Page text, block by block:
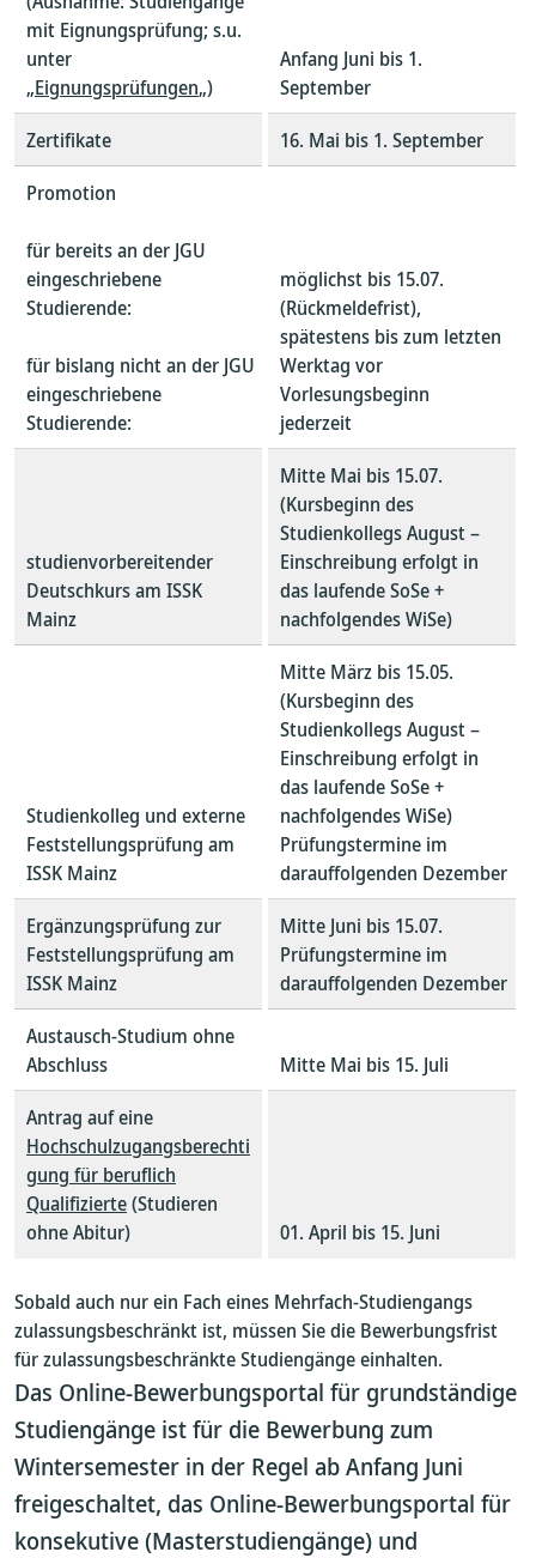
mit Eignungsprüfung; s.u.
unter
„Eignungsprüfungen„)
Anfang Juni bis 1.
September
Zertifikate
16. Mai bis 1. September
Promotion
für bereits an der JGU
eingeschriebene
Studierende:
für bislang nicht an der JGU
eingeschriebene
Studierende:
möglichst bis 15.07.
(Rückmeldefrist),
spätestens bis zum letzten
Werktag vor
Vorlesungsbeginn
jederzeit
studienvorbereitender
Deutschkurs am ISSK
Mainz
Mitte Mai bis 15.07.
(Kursbeginn des
Studienkollegs August –
Einschreibung erfolgt in
das laufende SoSe +
nachfolgendes WiSe)
Studienkolleg und externe
Feststellungsprüfung am
ISSK Mainz
Mitte März bis 15.05.
(Kursbeginn des
Studienkollegs August –
Einschreibung erfolgt in
das laufende SoSe +
nachfolgendes WiSe)
Prüfungstermine im
darauffolgenden Dezember
Ergänzungsprüfung zur
Feststellungsprüfung am
ISSK Mainz
Mitte Juni bis 15.07.
Prüfungstermine im
darauffolgenden Dezember
Austausch-Studium ohne
Abschluss
Mitte Mai bis 15. Juli
Antrag auf eine
Hochschulzugangsberechti
gung für beruflich
Qualifizierte(Studieren
ohne Abitur)
01. April bis 15. Juni
Sobald auch nur ein Fach eines Mehrfach-Studiengangs
zulassungsbeschränkt ist, müssen Sie die Bewerbungsfrist
für zulassungsbeschränkte Studiengänge einhalten.
Das Online-Bewerbungsportal für grundständige
Studiengänge ist für die Bewerbung zum
Wintersemester in der Regel ab Anfang Juni
freigeschaltet, das Online-Bewerbungsportal für
konsekutive (Masterstudiengänge) und